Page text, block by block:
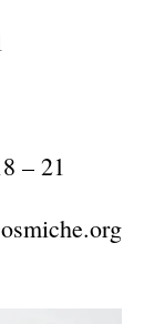
– 21